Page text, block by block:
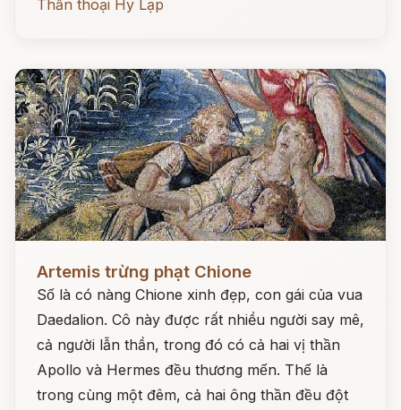
Thần thoại Hy Lạp
Artemis trừng phạt Chione
Số là có nàng Chione xinh đẹp, con gái của vua
Daedalion. Cô này được rất nhiều người say mê,
cả người lẫn thần, trong đó có cả hai vị thần
Apollo và Hermes đều thương mến. Thế là
trong cùng một đêm, cả hai ông thần đều đột